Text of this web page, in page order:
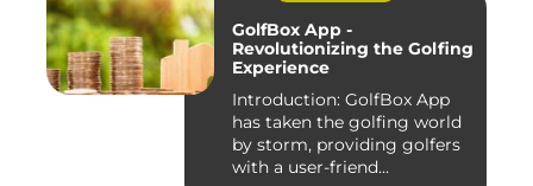
GolfBox App -
Revolutionizing the Golfing
Experience
Introduction: GolfBox App
has taken the golfing world
by storm, providing golfers
with a user-friend...